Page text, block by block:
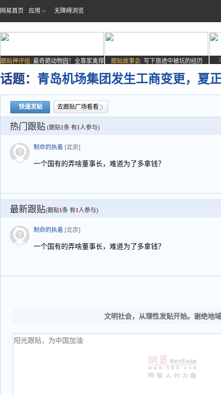
网易首页 应用 无障碍浏览
跟贴神评组: 最奇葩动物园！全靠家禽撑
场子
跟贴故事会: 写下旅途中被坑的经历
话题： 青岛机场集团发生工商变更，夏
快速发贴 去跟贴广场看看
热门跟贴 (跟贴1条 有1人参与)
制命的执着 [北京]
一个国有的弄啥董事长，难道为了多拿钱？
最新跟贴(跟贴1条 有1人参与)
制命的执着 [北京]
一个国有的弄啥董事长，难道为了多拿钱？
文明社会，从理性发贴开始。谢绝地